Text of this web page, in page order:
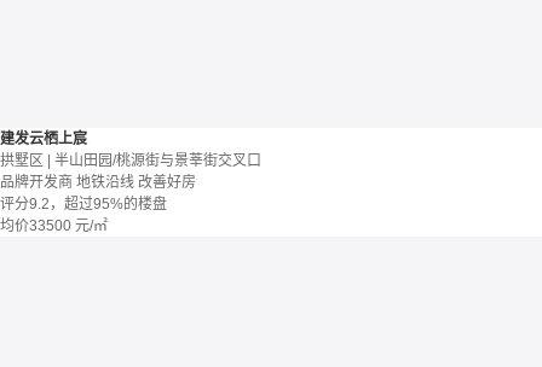
建发云栖上宸
拱墅区 | 半山田园/桃源街与景莘街交叉口
品牌开发商 地铁沿线 改善好房
评分9.2，超过95%的楼盘
均价33500 元/㎡